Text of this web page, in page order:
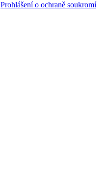
Prohlášení o ochraně soukromí